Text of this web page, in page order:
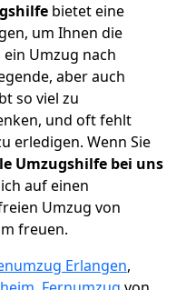
bietet eine
um Ihnen die
Umzug nach
aber auch
so viel zu
und oft fehlt
erledigen. Wenn Sie
Umzugshilfe bei uns
auf einen
Umzug von
freuen.
Erlangen,